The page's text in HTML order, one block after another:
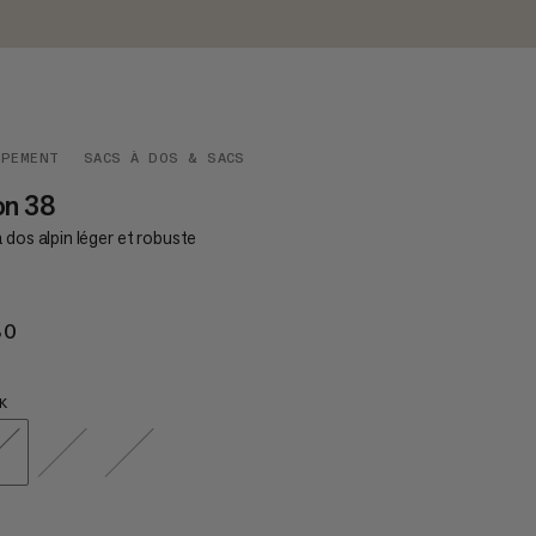
SACS À DOS & SACS
38
dos alpin léger et robuste